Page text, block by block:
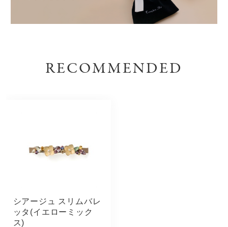
RECOMMENDED
シアージュ スリムバレ
ッタ(イエローミック
ス)